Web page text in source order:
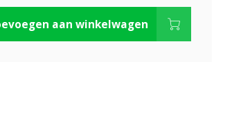
aan winkelwagen